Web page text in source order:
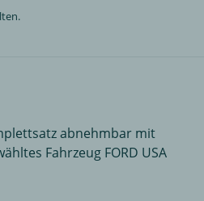
abnehmbar mit
Fahrzeug FORD USA